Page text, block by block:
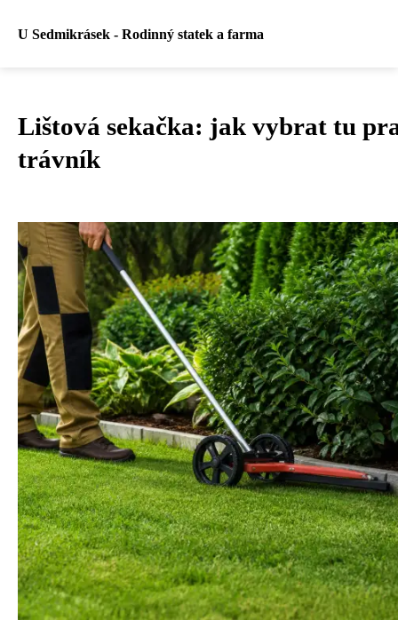
U Sedmikrásek - Rodinný statek a farma
Lištová sekačka: jak vybrat tu
trávník